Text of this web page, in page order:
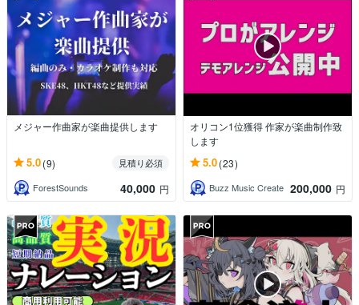
メジャー作曲家が楽曲提供します
5.0(9)
見積り必須
ForestSounds
40,000 円
オリコン1位獲得 作家が楽曲制作致
します
5.0(23)
Buzz Music Create 200,000 円